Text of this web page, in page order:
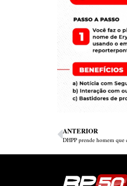
ANTERIOR
DHPP prende homem que